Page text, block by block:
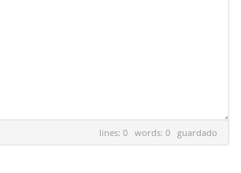
lines: 0 words: 0 guardado